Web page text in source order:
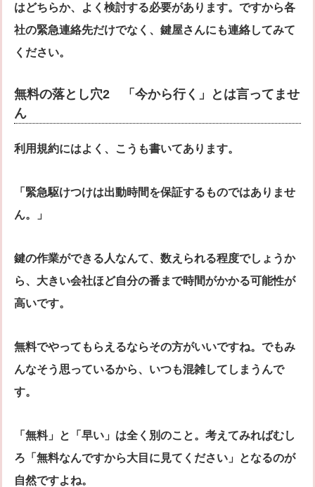
はどちらか、よく検討する必要があります。ですから各
社の緊急連絡先だけでなく、鍵屋さんにも連絡してみて
ください。
無料の落とし穴2 「今から行く」とは言ってませ
ん
利用規約にはよく、こうも書いてあります。
「緊急駆けつけは出動時間を保証するものではありませ
ん。」
鍵の作業ができる人なんて、数えられる程度でしょうか
ら、大きい会社ほど自分の番まで時間がかかる可能性が
高いです。
無料でやってもらえるならその方がいいですね。でもみ
んなそう思っているから、いつも混雑してしまうんで
す。
「無料」と「早い」は全く別のこと。考えてみればむし
ろ「無料なんですから大目に見てください」となるのが
自然ですよね。